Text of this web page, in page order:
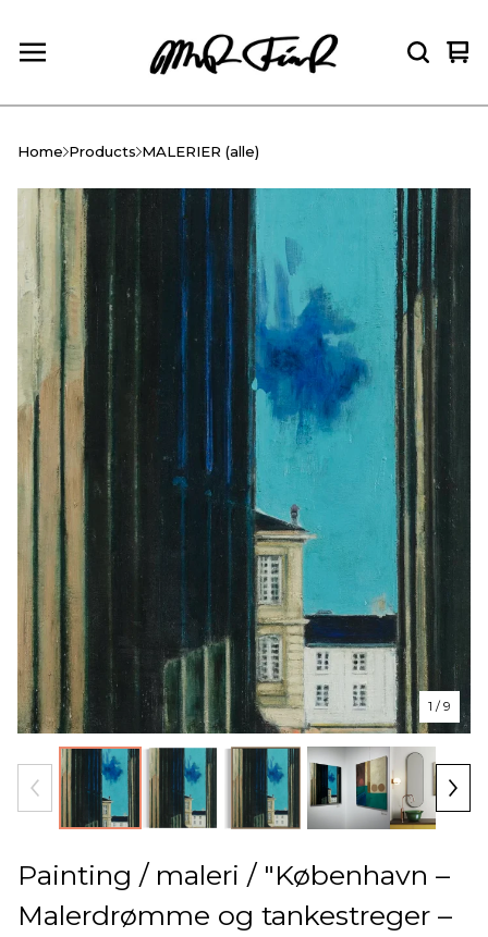
0
Home Products MALERIER (alle)
1 / 9
Painting / maleri / "København –
Malerdrømme og tankestreger –